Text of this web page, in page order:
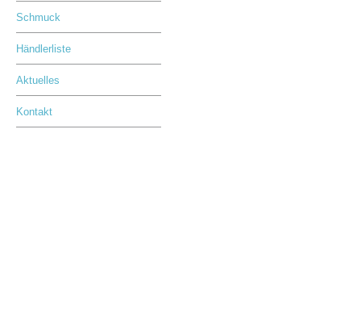
Schmuck
Händlerliste
Aktuelles
Kontakt